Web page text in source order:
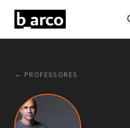
← PROFESSORES